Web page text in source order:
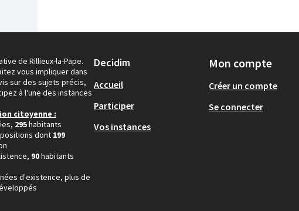
de Rillieux-la-Pape.
vous impliquer dans
sur des sujets précis,
à l'une des instances
citoyenne :
295habitants
dont 199
90habitants
d'existence, plus de
Decidim
Accueil
Participer
Vos instances
Mon compte
Créer un compte
Se connecter